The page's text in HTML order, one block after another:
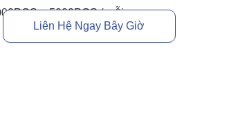
~ 5000PCS / mỗi
Liên Hệ Ngay Bây Giờ